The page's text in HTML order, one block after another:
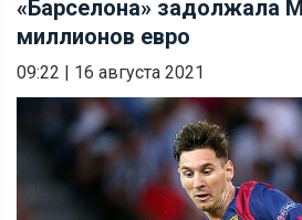
«Барселона» задолжала
миллионов евро
09:22 | 16 августа 2021